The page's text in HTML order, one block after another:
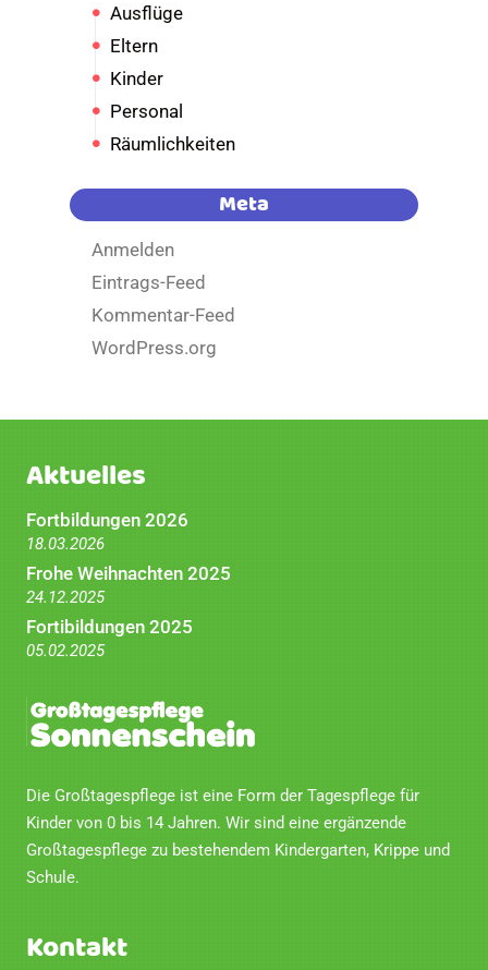
Ausflüge
Eltern
Kinder
Personal
Räumlichkeiten
Meta
Anmelden
Eintrags-Feed
Kommentar-Feed
WordPress.org
Aktuelles
Fortbildungen 2026
18.03.2026
Frohe Weihnachten 2025
24.12.2025
Fortibildungen 2025
05.02.2025
Die Großtagespflege ist eine Form der Tagespflege für
Kinder von 0 bis 14 Jahren. Wir sind eine ergänzende
Großtagespflege zu bestehendem Kindergarten, Krippe und
Schule.
Kontakt